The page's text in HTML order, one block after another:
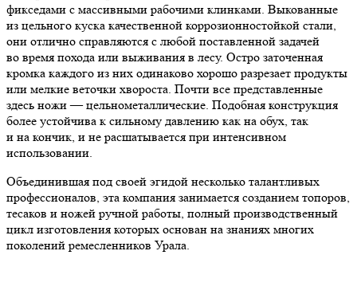
фикседами с массивными рабочими клинками. Выкованные
из цельного куска качественной коррозионностойкой стали,
они отлично справляются с любой поставленной задачей
во время похода или выживания в лесу. Остро заточенная
кромка каждого из них одинаково хорошо разрезает продукты
или мелкие веточки хвороста. Почти все представленные
здесь ножи — цельнометаллические. Подобная конструкция
более устойчива к сильному давлению как на обух, так
и на кончик, и не расшатывается при интенсивном
использовании.
Объединившая под своей эгидой несколько талантливых
профессионалов, эта компания занимается созданием топоров,
тесаков и ножей ручной работы, полный производственный
цикл изготовления которых основан на знаниях многих
поколений ремесленников Урала.